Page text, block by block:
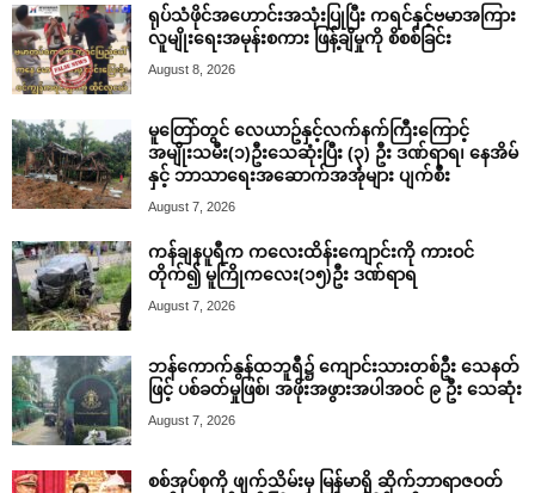
ရုပ်သံဖိုင်အဟောင်းအသုံးပြုပြီး ကရင်နှင့်ဗမာအကြား
လူမျိုးရေးအမုန်းစကား ဖြန့်ချိမှုကို စိစစ်ခြင်း
August 8, 2026
မူတြော်တွင် လေယာဥ်နှင့်လက်နက်ကြီးကြောင့်
အမျိုးသမီး(၁)ဦးသေဆုံးပြီး (၃) ဦး ဒဏ်ရာရ၊ နေအိမ်
နှင့် ဘာသာရေးအဆောက်အအုံများ ပျက်စီး
August 7, 2026
ကန်ချနပူရီက ကလေးထိန်းကျောင်းကို ကားဝင်
တိုက်၍ မူကြိုကလေး(၁၅)ဦး ဒဏ်ရာရ
August 7, 2026
ဘန်ကောက်နွန်ထဘူရီ၌ ကျောင်းသားတစ်ဦး သေနတ်
ဖြင့် ပစ်ခတ်မှုဖြစ်၊ အဖိုးအဖွားအပါအဝင် ၉ ဦး သေဆုံး
August 7, 2026
စစ်အုပ်စုကို ဖျက်သိမ်းမှ မြန်မာရှိ ဆိုက်ဘာရာဇဝတ်